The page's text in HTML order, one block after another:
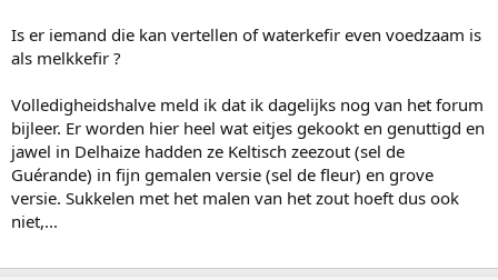
Is er iemand die kan vertellen of waterkefir even voedzaam is
als melkkefir ?
Volledigheidshalve meld ik dat ik dagelijks nog van het forum
bijleer. Er worden hier heel wat eitjes gekookt en genuttigd en
jawel in Delhaize hadden ze Keltisch zeezout (sel de
Guérande) in fijn gemalen versie (sel de fleur) en grove
versie. Sukkelen met het malen van het zout hoeft dus ook
niet,...